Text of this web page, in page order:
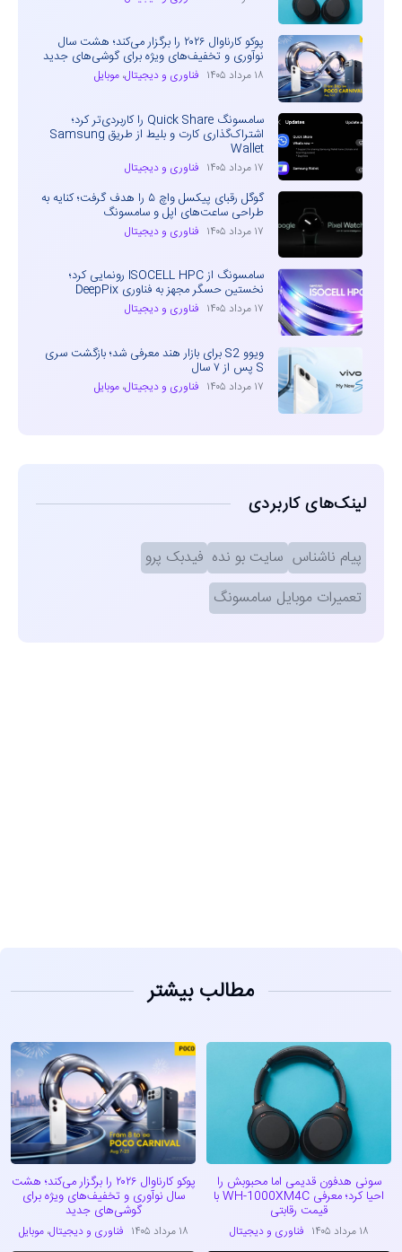
پوکو کارناوال ۲۰۲۶ را برگزار می‌کند؛ هشت سال
نوآوری و تخفیف‌های ویژه برای گوشی‌های جدید
۱۸ مرداد ۱۴۰۵ فناوری و دیجیتال، موبایل
سامسونگ Quick Share را کاربردی‌تر کرد؛
اشتراک‌گذاری کارت و بلیط از طریق Samsung
Wallet
۱۷ مرداد ۱۴۰۵ فناوری و دیجیتال
گوگل رقبای پیکسل واچ ۵ را هدف گرفت؛ کنایه به
طراحی ساعت‌های اپل و سامسونگ
۱۷ مرداد ۱۴۰۵ فناوری و دیجیتال
سامسونگ از ISOCELL HPC رونمایی کرد؛
نخستین حسگر مجهز به فناوری DeepPix
۱۷ مرداد ۱۴۰۵ فناوری و دیجیتال
ویوو S2 برای بازار هند معرفی شد؛ بازگشت سری
S پس از ۷ سال
۱۷ مرداد ۱۴۰۵ فناوری و دیجیتال، موبایل
لینک‌های کاربردی
پیام ناشناس سایت بو نده فیدبک پرو
تعمیرات موبایل سامسونگ
مطالب بیشتر
سونی هدفون قدیمی اما محبوبش را
احیا کرد؛ معرفی WH-1000XM4C با
قیمت رقابتی
۱۸ مرداد ۱۴۰۵ فناوری و دیجیتال
پوکو کارناوال ۲۰۲۶ را برگزار می‌کند؛ هشت
سال نوآوری و تخفیف‌های ویژه برای
گوشی‌های جدید
۱۸ مرداد ۱۴۰۵ فناوری و دیجیتال،موبایل